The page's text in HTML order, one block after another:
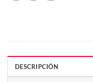
DESCRIPCIÓN